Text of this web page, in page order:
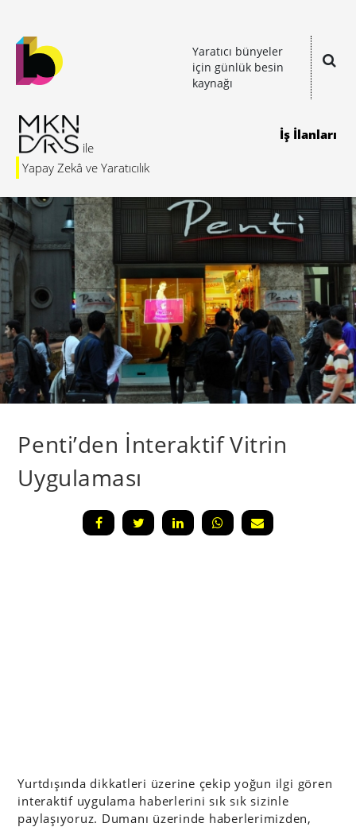
Yaratıcı bünyeler
için günlük besin
kaynağı
Yapay Zekâ ve Yaratıcılık
İş İlanları
Penti’den İnteraktif Vitrin
Uygulaması
Yurtdışında dikkatleri üzerine çekip yoğun ilgi gören
interaktif uygulama haberlerini sık sık sizinle
paylaşıyoruz. Dumanı üzerinde haberlerimizden,